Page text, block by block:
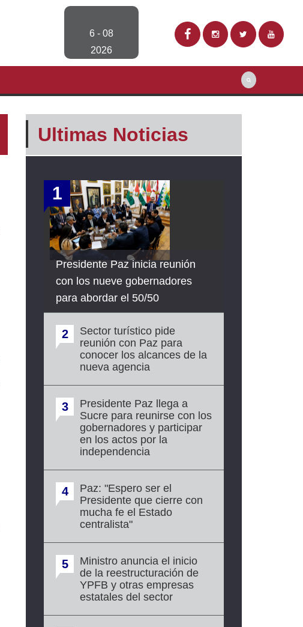
6 - 08
2026
Ultimas Noticias
1
Presidente Paz inicia reunión
con los nueve gobernadores
para abordar el 50/50
2
Sector turístico pide
reunión con Paz para
conocer los alcances de la
nueva agencia
3
Presidente Paz llega a
Sucre para reunirse con los
gobernadores y participar
en los actos por la
independencia
4
Paz: "Espero ser el
Presidente que cierre con
mucha fe el Estado
centralista"
5
Ministro anuncia el inicio
de la reestructuración de
YPFB y otras empresas
estatales del sector